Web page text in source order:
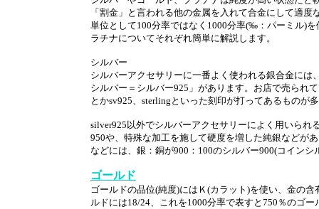
「割金」と言われる他の金属を入れて合金にして適
単位として100分率ではなく1000分率(‰：パーミル)
ラチナについてそれぞれ簡単に解説します。
シルバー
シルバーアクセサリーに一番よく使われる銀合金に
シルバー＝シルバー925」があります。お店で売られ
とかsv925、sterlingといった刻印が打ってあるものが
silver925以外でシルバーアクセサリーによく用いられ
950や、特殊な加工を施して硬度を増した純銀などが
などには、銀：銅が900：100のシルバー900(コイン
ゴールド
ゴールドの品位(純度)にはＫ(カラット)を使い、金の
ルドには18/24、これを1000分率で表すと750％のゴ